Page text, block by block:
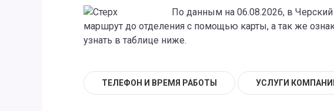
По данным на 06.08.2026, в
маршрут до отделения с помощью карты, а так же
узнать в таблице ниже.
ТЕЛЕФОН И ВРЕМЯ РАБОТЫ УСЛУГИ